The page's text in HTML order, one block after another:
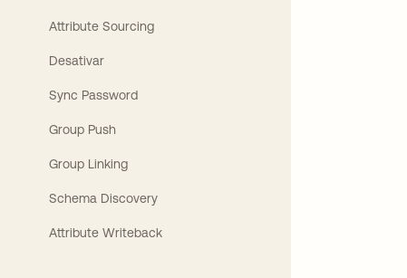
Attribute Sourcing
Desativar
Sync Password
Group Push
Group Linking
Schema Discovery
Attribute Writeback